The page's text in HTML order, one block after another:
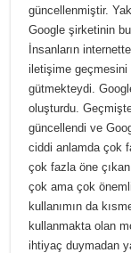
güncellenmiştir.
Google şirketinin
İnsanların
iletişime geçmesini
gütmekteydi.
oluşturdu.
güncellendi ve
ciddi anlamda çok
çok fazla öne
çok ama çok
kullanımın da
kullanmakta olan
ihtiyaç duymadan